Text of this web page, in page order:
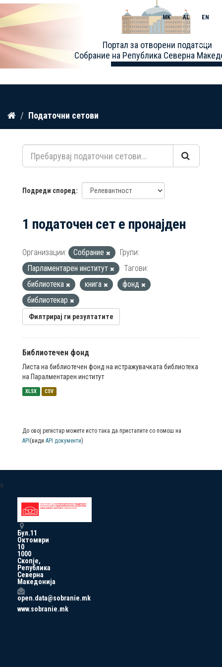
Прескокнете
содржина
Портал за отворени податоци
Собрание на Република Северна
MK AL EN
Toggle
Податочни сетови
Подреди според
1 податочен сет е пронајден
Организации: Собрание
Групи:
Парламентарен институт
Тагови:
библиотека
книга
фонд
библиотекар
Филтрирај ги резултатите
Библиотечен фонд
Листа на библиотечен фонд на истражувачката библиотека
на Паралментарен институт
XLSX CSV
До овој регистар можете исто така да пристапите со помош на
API (види API документи)
a
Бул.11
Октомври
10
1000
Скопје,
Република
Северна
Македонија
open.data@sobranie.mk
www.sobranie.mk